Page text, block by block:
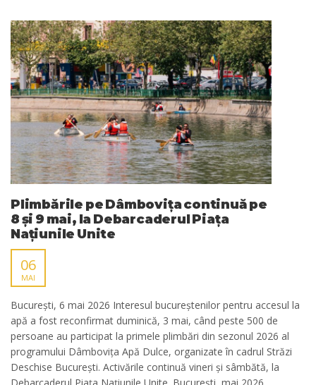
Plimbările pe Dâmbovița continuă pe
8 și 9 mai, la Debarcaderul Piața
Națiunile Unite
06
MAI
București, 6 mai 2026 Interesul bucureștenilor pentru accesul la
apă a fost reconfirmat duminică, 3 mai, când peste 500 de
persoane au participat la primele plimbări din sezonul 2026 al
programului Dâmbovița Apă Dulce, organizate în cadrul Străzi
Deschise București. Activările continuă vineri și sâmbătă, la
Debarcaderul Piața Națiunile Unite. București, mai 2026.